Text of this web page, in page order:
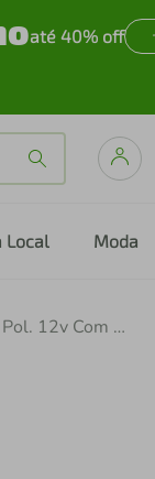
até 40% off
Local Moda
Parafusadeira Furadeira Gsb120-Li 3/8 Pol. 12v Com 2 Baterias 2.0ah Lí-Íon Carregador Bivolt E Maleta - Bosch